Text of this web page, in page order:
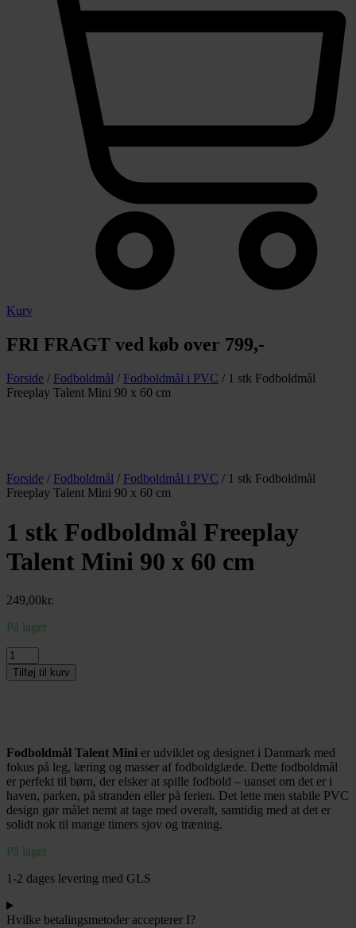
Kurv
FRI FRAGT ved køb over 799,-
Forside / Fodboldmål / Fodboldmål i PVC / 1 stk Fodboldmål
Freeplay Talent Mini 90 x 60 cm
Forside / Fodboldmål / Fodboldmål i PVC / 1 stk Fodboldmål
Freeplay Talent Mini 90 x 60 cm
1 stk Fodboldmål Freeplay
Talent Mini 90 x 60 cm
249,00kr.
På lager
1
stk
Fodboldmål
x
60
cm
antal
Tilføj til kurv
Fodboldmål Talent Mini er udviklet og designet i Danmark med
fokus på leg, læring og masser af fodboldglæde. Dette fodboldmål
er perfekt til børn, der elsker at spille fodbold – uanset om det er i
haven, parken, på stranden eller på ferien. Det lette men stabile PVC
design gør målet nemt at tage med overalt, samtidig med at det er
solidt nok til mange timers sjov og træning.
På lager
1-2 dages levering med GLS
Hvilke betalingsmetoder accepterer I?